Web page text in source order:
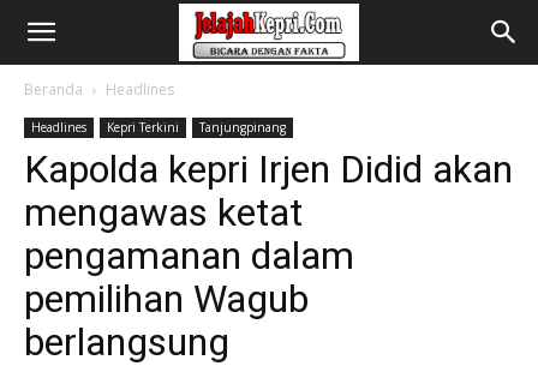
Beranda Headlines
Headlines Kepri Terkini Tanjungpinang
Kapolda kepri Irjen Didid akan
mengawas ketat
pengamanan dalam
pemilihan Wagub
berlangsung